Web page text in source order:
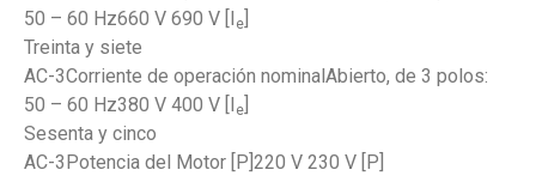
50 – 60 Hz660 V 690 V [I
e
Treinta y siete
AC-3Corriente de operación nominalAbierto, de 3 polos:
50 – 60 Hz380 V 400 V [I
e
Sesenta y cinco
AC-3Potencia del Motor [P]220 V 230 V [P]